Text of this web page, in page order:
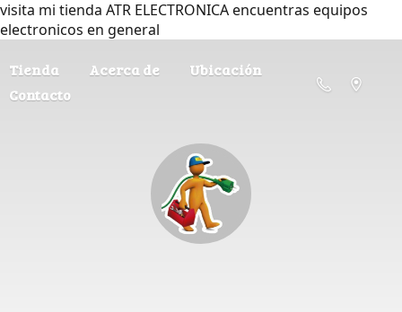
visita mi tienda ATR ELECTRONICA encuentras equipos
electronicos en general
Tienda Acerca de
Ubicación
Contacto